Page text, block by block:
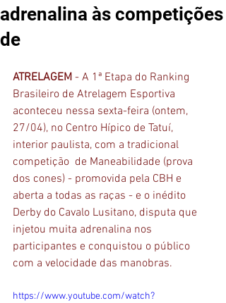
adrenalina às competições
de
ATRELAGEM - A 1ª Etapa do Ranking
Brasileiro de Atrelagem Esportiva
aconteceu nessa sexta-feira (ontem,
27/04), no Centro Hípico de Tatuí,
interior paulista, com a tradicional
competição  de Maneabilidade (prova
dos cones) - promovida pela CBH e
aberta a todas as raças - e o inédito
Derby do Cavalo Lusitano, disputa que
injetou muita adrenalina nos
participantes e conquistou o público
com a velocidade das manobras.
https://www.youtube.com/watch?